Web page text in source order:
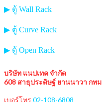
▶ ตู้ Wall Rack
▶ ตู้ Curve Rack
▶ ตู้ Open Rack
บริษัท แนปเทค จำกัด
608 สาธุประดิษฐ์ ยานนาวา กทม
เบอร์โทร 02-108-6808